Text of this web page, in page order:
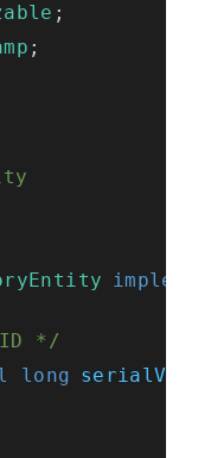
;
;
*/
long